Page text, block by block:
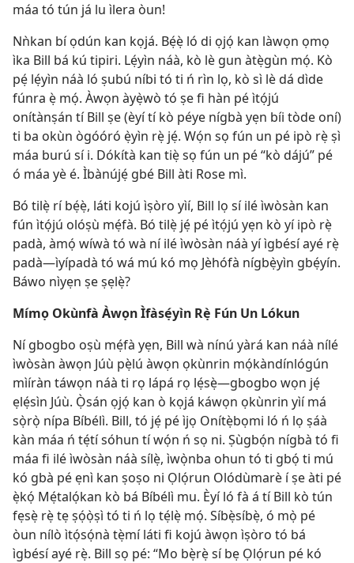
máa tó tún já lu ìlera òun!
Nǹkan bí ọdún kan kọjá. Bẹ́ẹ̀ ló di ọjọ́ kan làwọn ọmọ
ìka Bill bá kú tipiri. Lẹ́yìn náà, kò lè gun àtẹ̀gùn mọ́. Kò
pẹ́ lẹ́yìn náà ló ṣubú níbi tó ti ń rìn lọ, kò sì lè dá dìde
fúnra ẹ̀ mọ́. Àwọn àyẹ̀wò tó ṣe fi hàn pé ìtọ́jú
onítànṣán tí Bill ṣe (èyí tí kò péye nígbà yẹn bíi tòde oní)
ti ba okùn ògóóró ẹ̀yìn rẹ̀ jẹ́. Wọ́n sọ fún un pé ipò rẹ̀ ṣì
máa burú sí i. Dókítà kan tiẹ̀ sọ fún un pé “kò dájú” pé
ó máa yè é. Ìbànújẹ́ gbé Bill àti Rose mì.
Bó tilẹ̀ rí bẹ́ẹ̀, láti kojú ìṣòro yìí, Bill lọ sí ilé ìwòsàn kan
fún ìtọ́jú olóṣù mẹ́fà. Bó tilẹ̀ jẹ́ pé ìtọ́jú yẹn kò yí ipò rẹ̀
padà, àmọ́ wíwà tó wà ní ilé ìwòsàn náà yí ìgbésí ayé rẹ̀
padà—ìyípadà tó wá mú kó mọ Jèhófà nígbẹ̀yìn gbẹ́yín.
Báwo nìyẹn ṣe ṣẹlẹ̀?
Mímọ Okùnfà Àwọn Ìfàsẹ́yìn Rẹ̀ Fún Un Lókun
Ní gbogbo oṣù mẹ́fà yẹn, Bill wà nínú yàrá kan náà nílé
ìwòsàn àwọn Júù pẹ̀lú àwọn ọkùnrin mọ́kàndínlógún
mìíràn táwọn náà ti rọ lápá rọ lẹ́sẹ̀—gbogbo wọn jẹ́
ẹlẹ́sìn Júù. Ọ̀sán ọjọ́ kan ò kọjá káwọn ọkùnrin yìí má
sọ̀rọ̀ nípa Bíbélì. Bill, tó jẹ́ pé ìjọ Onítẹ̀bọmi ló ń lọ ṣáà
kàn máa ń tẹ́tí sóhun tí wọ́n ń sọ ni. Ṣùgbọ́n nígbà tó fi
máa fi ilé ìwòsàn náà sílẹ̀, ìwọ̀nba ohun tó ti gbọ́ ti mú
kó gbà pé ẹnì kan ṣoṣo ni Ọlọ́run Olódùmarè í ṣe àti pé
ẹ̀kọ́ Mẹ́talọ́kan kò bá Bíbélì mu. Èyí ló fà á tí Bill kò tún
fẹsẹ̀ rẹ̀ tẹ ṣọ́ọ̀ṣì tó ti ń lọ tẹ́lẹ̀ mọ́. Síbẹ̀síbẹ̀, ó mọ̀ pé
òun nílò ìtọ́sọ́nà tẹ̀mí láti fi kojú àwọn ìṣòro tó bá
ìgbésí ayé rẹ̀. Bill sọ pé: “Mo bẹ̀rẹ̀ sí bẹ Ọlọ́run pé kó